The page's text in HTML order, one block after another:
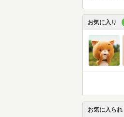
お気に入り
お気に入られ